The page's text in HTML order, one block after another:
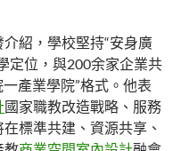
紹，學校堅持“安身廣
定位，與200余家企業共
產業學院”格式。他表
國家職教改造戰略、服務
標準共建、資源共享、